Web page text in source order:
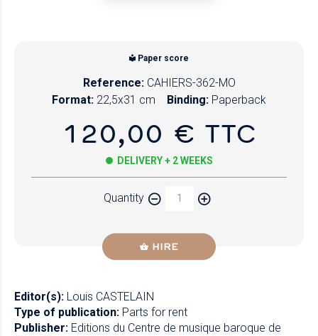
Paper score
Reference: CAHIERS-362-MO
Format: 22,5x31 cm Binding: Paperback
120,00 € TTC
DELIVERY + 2 WEEKS
Quantity
HIRE
Editor(s): Louis CASTELAIN
Type of publication: Parts for rent
Publisher: Editions du Centre de musique baroque de